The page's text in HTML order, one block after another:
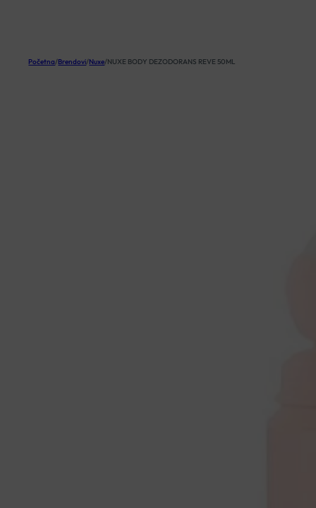
Početna/Brendovi/Nuxe/NUXE BODY DEZODORANS REVE 50ML